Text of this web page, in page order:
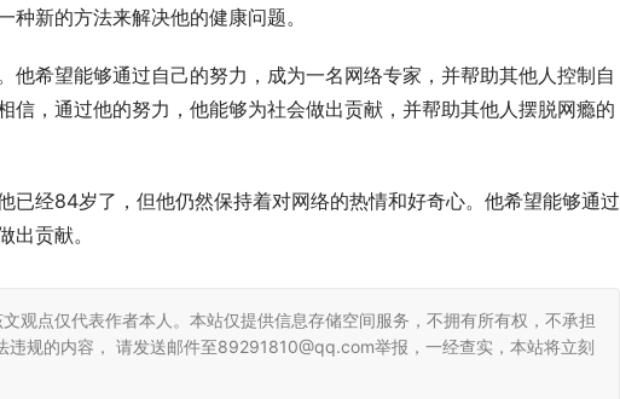
新的方法来解决他的健康问题。
他希望能够通过自己的努力，成为一名网络专家，并帮助其他人控制自
信，通过他的努力，他能够为社会做出贡献，并帮助其他人摆脱网瘾的
已经84岁了，但他仍然保持着对网络的热情和好奇心。他希望能够通过
出贡献。
观点仅代表作者本人。本站仅提供信息存储空间服务，不拥有所有权，不承担
规的内容， 请发送邮件至89291810@qq.com举报，一经查实，本站将立刻